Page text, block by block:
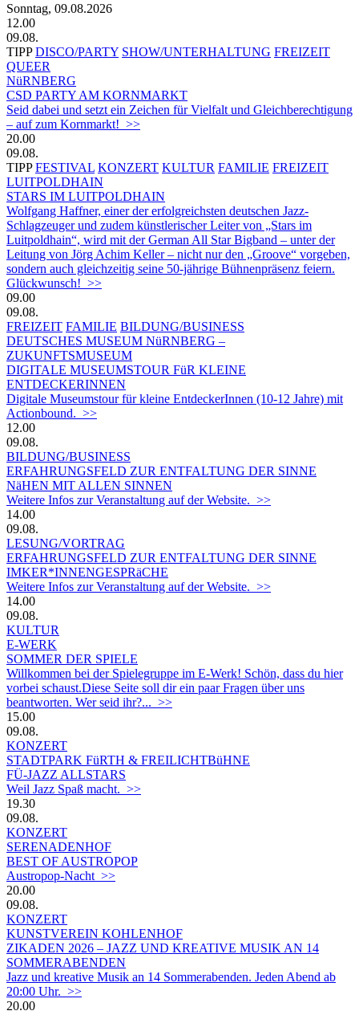
Sonntag, 09.08.2026
12.00
09.08.
TIPP DISCO/PARTY SHOW/UNTERHALTUNG FREIZEIT
QUEER
NüRNBERG
CSD PARTY AM KORNMARKT
Seid dabei und setzt ein Zeichen für Vielfalt und Gleichberechtigung
– auf zum Kornmarkt! >>
20.00
09.08.
TIPP FESTIVAL KONZERT KULTUR FAMILIE FREIZEIT
LUITPOLDHAIN
STARS IM LUITPOLDHAIN
Wolfgang Haffner, einer der erfolgreichsten deutschen Jazz-
Schlagzeuger und zudem künstlerischer Leiter von „Stars im
Luitpoldhain“, wird mit der German All Star Bigband – unter der
Leitung von Jörg Achim Keller – nicht nur den „Groove“ vorgeben,
sondern auch gleichzeitig seine 50-jährige Bühnenpräsenz feiern.
Glückwunsch! >>
09.00
09.08.
FREIZEIT FAMILIE BILDUNG/BUSINESS
DEUTSCHES MUSEUM NüRNBERG –
ZUKUNFTSMUSEUM
DIGITALE MUSEUMSTOUR FüR KLEINE
ENTDECKERINNEN
Digitale Museumstour für kleine EntdeckerInnen (10-12 Jahre) mit
Actionbound. >>
12.00
09.08.
BILDUNG/BUSINESS
ERFAHRUNGSFELD ZUR ENTFALTUNG DER SINNE
NäHEN MIT ALLEN SINNEN
Weitere Infos zur Veranstaltung auf der Website. >>
14.00
09.08.
LESUNG/VORTRAG
ERFAHRUNGSFELD ZUR ENTFALTUNG DER SINNE
IMKER*INNENGESPRäCHE
Weitere Infos zur Veranstaltung auf der Website. >>
14.00
09.08.
KULTUR
E-WERK
SOMMER DER SPIELE
Willkommen bei der Spielegruppe im E-Werk! Schön, dass du hier
vorbei schaust.Diese Seite soll dir ein paar Fragen über uns
beantworten. Wer seid ihr?... >>
15.00
09.08.
KONZERT
STADTPARK FüRTH & FREILICHTBüHNE
FÜ-JAZZ ALLSTARS
Weil Jazz Spaß macht. >>
19.30
09.08.
KONZERT
SERENADENHOF
BEST OF AUSTROPOP
Austropop-Nacht >>
20.00
09.08.
KONZERT
KUNSTVEREIN KOHLENHOF
ZIKADEN 2026 – JAZZ UND KREATIVE MUSIK AN 14
SOMMERABENDEN
Jazz und kreative Musik an 14 Sommerabenden. Jeden Abend ab
20:00 Uhr. >>
20.00